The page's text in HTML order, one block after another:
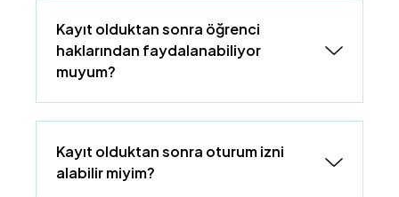
Kayıt olduktan sonra öğrenci
haklarından faydalanabiliyor
muyum?
Kayıt olduktan sonra oturum izni
alabilir miyim?